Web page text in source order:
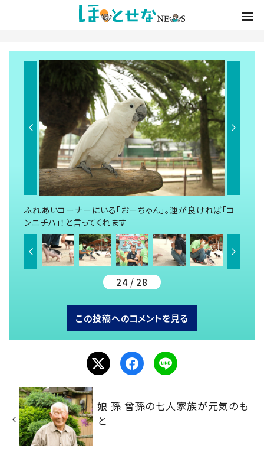
ふれあいコーナーにいる「おーちゃん」。運が良ければ「コ
ンニチハ」！と言ってくれます
24 / 28
この投稿へのコメントを見る
娘 孫 曾孫の七人家族が元気のも
と